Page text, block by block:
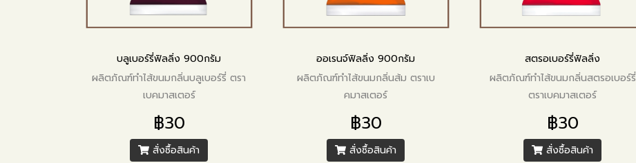
บลูเบอร์รี่ฟิลลิ่ง 900กรัม
ผลิตภัณฑ์ทำไส้ขนมกลิ่นบลูเบอร์รี่ ตรา
เบคมาสเตอร์
฿30
สั่งซื้อสินค้า
ออเรนจ์ฟิลลิ่ง 900กรัม
ผลิตภัณฑ์ทำไส้ขนมกลิ่นส้ม ตราเบ
คมาสเตอร์
฿30
สั่งซื้อสินค้า
สตรอเบอร์รี่ฟิลลิ่ง
ผลิตภัณฑ์ทำไส้ขนมกลิ่นสตรอเบอร์รี่
ตราเบคมาสเตอร์
฿30
สั่งซื้อสินค้า